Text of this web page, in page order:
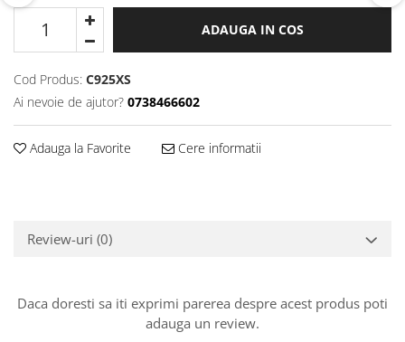
ADAUGA IN COS
Cod Produs: C925XS
Ai nevoie de ajutor? 0738466602
Adauga la Favorite Cere informatii
Review-uri (0)
Daca doresti sa iti exprimi parerea despre acest produs poti
adauga un review.